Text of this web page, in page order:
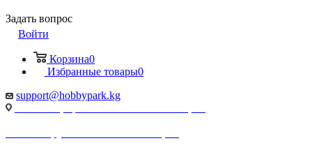
Задать вопрос
Войти
Корзина0
Избранные товары0
support@hobbypark.kg